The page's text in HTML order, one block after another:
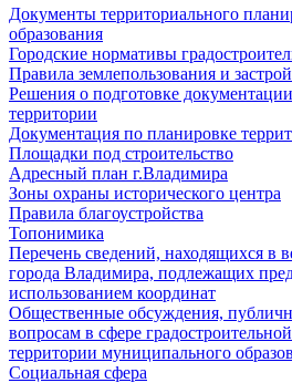
Документы территориального
образования
Городские нормативы
Правила землепользования и
Решения о подготовке
территории
Документация по планировке
Площадки под строительство
Адресный план г.Владимира
Зоны охраны исторического центра
Правила благоустройства
Топонимика
Перечень сведений, находящихся в
города Владимира, подлежащих
использованием координат
Общественные обсуждения,
вопросам в сфере
территории муниципального
Социальная сфера